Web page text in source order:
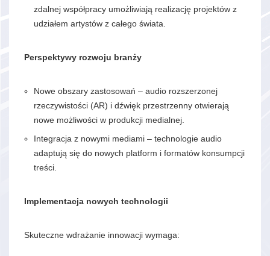
zdalnej współpracy umożliwiają realizację projektów z
udziałem artystów z całego świata.
Perspektywy rozwoju branży
Nowe obszary zastosowań – audio rozszerzonej
rzeczywistości (AR) i dźwięk przestrzenny otwierają
nowe możliwości w produkcji medialnej.
Integracja z nowymi mediami – technologie audio
adaptują się do nowych platform i formatów konsumpcji
treści.
Implementacja nowych technologii
Skuteczne wdrażanie innowacji wymaga: